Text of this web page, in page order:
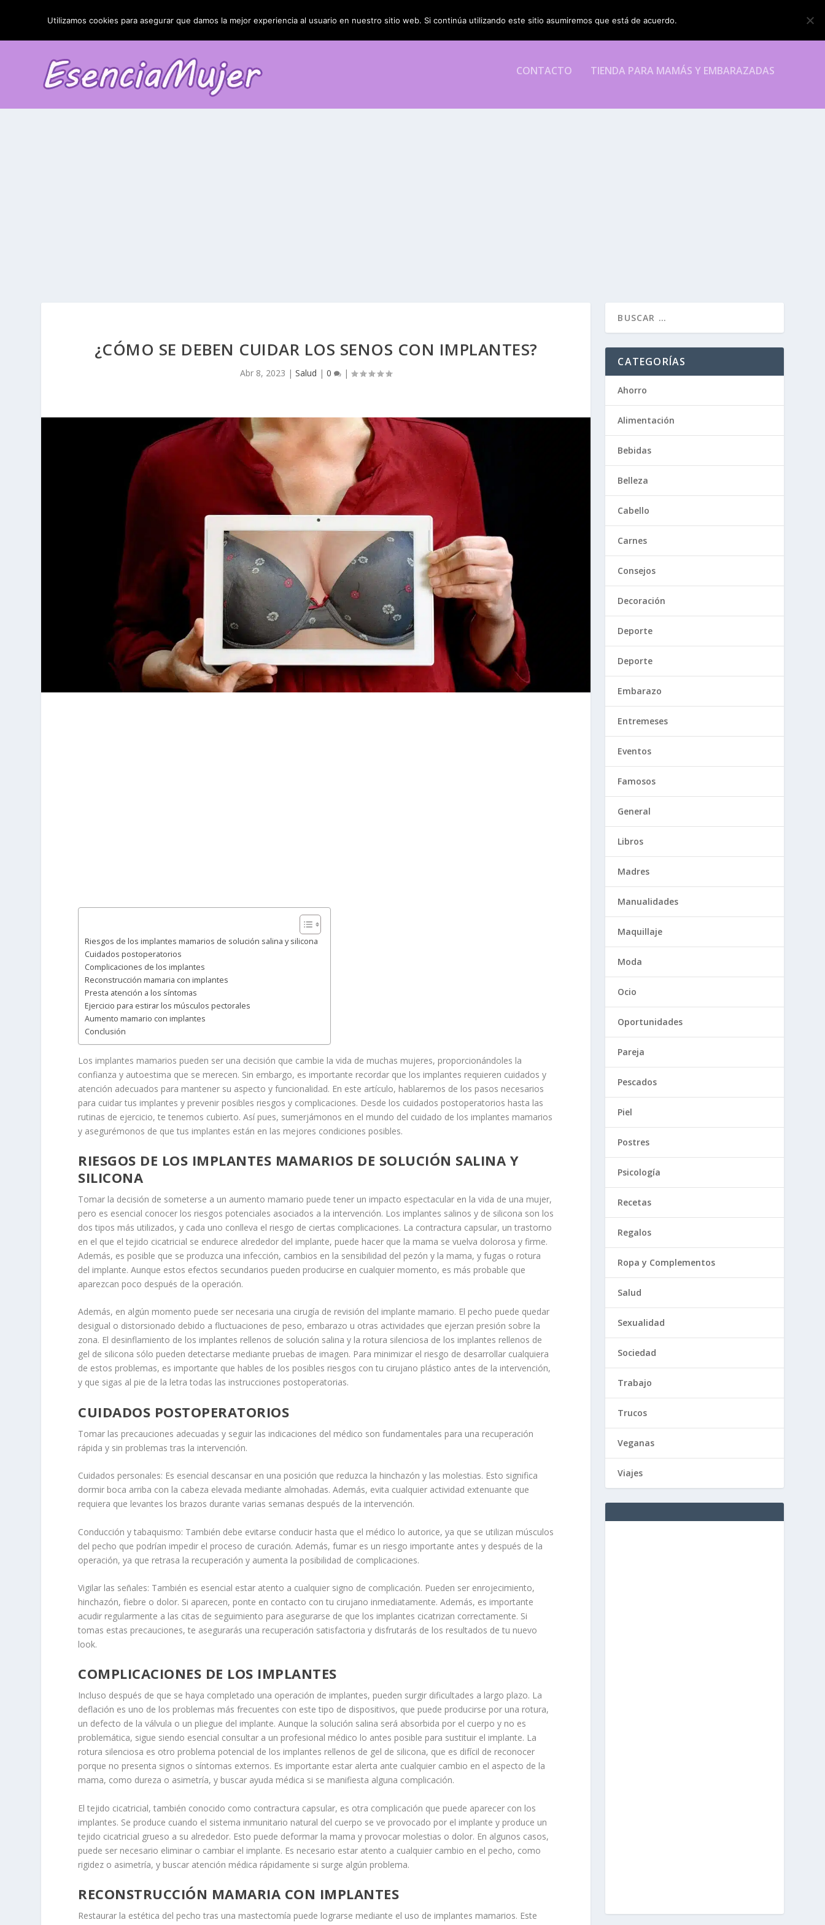
TENDENCIAS: La blefaroplastia y sus resultados
CONTACTO TIENDA PARA MAMÁS Y EMBARAZADAS
¿CÓMO SE DEBEN CUIDAR LOS SENOS CON IMPLANTES?
Abr 8, 2023 |Salud |0 |
Riesgos de los implantes mamarios de solución salina y silicona
Cuidados postoperatorios
Complicaciones de los implantes
Reconstrucción mamaria con implantes
Presta atención a los síntomas
Ejercicio para estirar los músculos pectorales
Aumento mamario con implantes
Conclusión
Los implantes mamarios pueden ser una decisión que cambie la vida de muchas mujeres, proporcionándoles la
confianza y autoestima que se merecen. Sin embargo, es importante recordar que los implantes requieren cuidados y
atención adecuados para mantener su aspecto y funcionalidad. En este artículo, hablaremos de los pasos necesarios
para cuidar tus implantes y prevenir posibles riesgos y complicaciones. Desde los cuidados postoperatorios hasta las
rutinas de ejercicio, te tenemos cubierto. Así pues, sumerjámonos en el mundo del cuidado de los implantes mamarios
y asegurémonos de que tus implantes están en las mejores condiciones posibles.
RIESGOS DE LOS IMPLANTES MAMARIOS DE SOLUCIÓN SALINA Y
SILICONA
Tomar la decisión de someterse a un aumento mamario puede tener un impacto espectacular en la vida de una mujer,
pero es esencial conocer los riesgos potenciales asociados a la intervención. Los implantes salinos y de silicona son los
dos tipos más utilizados, y cada uno conlleva el riesgo de ciertas complicaciones. La contractura capsular, un trastorno
en el que el tejido cicatricial se endurece alrededor del implante, puede hacer que la mama se vuelva dolorosa y firme.
Además, es posible que se produzca una infección, cambios en la sensibilidad del pezón y la mama, y fugas o rotura
del implante. Aunque estos efectos secundarios pueden producirse en cualquier momento, es más probable que
aparezcan poco después de la operación.
Además, en algún momento puede ser necesaria una cirugía de revisión del implante mamario. El pecho puede quedar
desigual o distorsionado debido a fluctuaciones de peso, embarazo u otras actividades que ejerzan presión sobre la
zona. El desinflamiento de los implantes rellenos de solución salina y la rotura silenciosa de los implantes rellenos de
gel de silicona sólo pueden detectarse mediante pruebas de imagen. Para minimizar el riesgo de desarrollar cualquiera
de estos problemas, es importante que hables de los posibles riesgos con tu cirujano plástico antes de la intervención,
y que sigas al pie de la letra todas las instrucciones postoperatorias.
CUIDADOS POSTOPERATORIOS
Tomar las precauciones adecuadas y seguir las indicaciones del médico son fundamentales para una recuperación
rápida y sin problemas tras la intervención.
Cuidados personales: Es esencial descansar en una posición que reduzca la hinchazón y las molestias. Esto significa
dormir boca arriba con la cabeza elevada mediante almohadas. Además, evita cualquier actividad extenuante que
requiera que levantes los brazos durante varias semanas después de la intervención.
Conducción y tabaquismo: También debe evitarse conducir hasta que el médico lo autorice, ya que se utilizan músculos
del pecho que podrían impedir el proceso de curación. Además, fumar es un riesgo importante antes y después de la
operación, ya que retrasa la recuperación y aumenta la posibilidad de complicaciones.
Vigilar las señales: También es esencial estar atento a cualquier signo de complicación. Pueden ser enrojecimiento,
hinchazón, fiebre o dolor. Si aparecen, ponte en contacto con tu cirujano inmediatamente. Además, es importante
acudir regularmente a las citas de seguimiento para asegurarse de que los implantes cicatrizan correctamente. Si
tomas estas precauciones, te asegurarás una recuperación satisfactoria y disfrutarás de los resultados de tu nuevo
look.
COMPLICACIONES DE LOS IMPLANTES
Incluso después de que se haya completado una operación de implantes, pueden surgir dificultades a largo plazo. La
deflación es uno de los problemas más frecuentes con este tipo de dispositivos, que puede producirse por una rotura,
un defecto de la válvula o un pliegue del implante. Aunque la solución salina será absorbida por el cuerpo y no es
problemática, sigue siendo esencial consultar a un profesional médico lo antes posible para sustituir el implante. La
rotura silenciosa es otro problema potencial de los implantes rellenos de gel de silicona, que es difícil de reconocer
porque no presenta signos o síntomas externos. Es importante estar alerta ante cualquier cambio en el aspecto de la
mama, como dureza o asimetría, y buscar ayuda médica si se manifiesta alguna complicación.
El tejido cicatricial, también conocido como contractura capsular, es otra complicación que puede aparecer con los
implantes. Se produce cuando el sistema inmunitario natural del cuerpo se ve provocado por el implante y produce un
tejido cicatricial grueso a su alrededor. Esto puede deformar la mama y provocar molestias o dolor. En algunos casos,
puede ser necesario eliminar o cambiar el implante. Es necesario estar atento a cualquier cambio en el pecho, como
rigidez o asimetría, y buscar atención médica rápidamente si surge algún problema.
RECONSTRUCCIÓN MAMARIA CON IMPLANTES
Restaurar la estética del pecho tras una mastectomía puede lograrse mediante el uso de implantes mamarios. Este
CATEGORÍAS
Ahorro
Alimentación
Bebidas
Belleza
Cabello
Carnes
Consejos
Decoración
Deporte
Deporte
Embarazo
Entremeses
Eventos
Famosos
General
Libros
Madres
Manualidades
Maquillaje
Moda
Ocio
Oportunidades
Pareja
Pescados
Piel
Postres
Psicología
Recetas
Regalos
Ropa y Complementos
Salud
Sexualidad
Sociedad
Trabajo
Trucos
Veganas
Viajes
Utilizamos cookies para asegurar que damos la mejor experiencia al usuario en nuestro sitio web. Si continúa utilizando este sitio asumiremos que está de acuerdo.